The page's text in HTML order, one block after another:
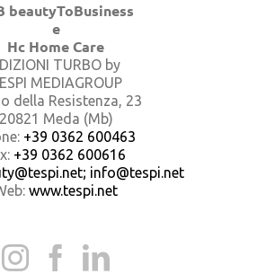
beautyToBusiness
e
Hc Home Care
TURBO by
MEDIAGROUP
della Resistenza, 23
20821 Meda (Mb)
+39 0362 600463
+39 0362 600616
info@tespi.net
www.tespi.net